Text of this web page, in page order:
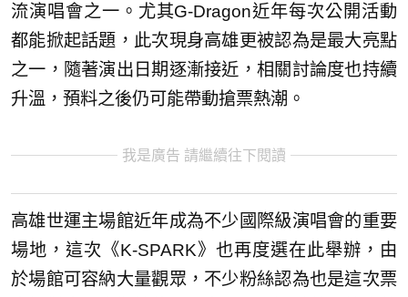
流演唱會之一。尤其G-Dragon近年每次公開活動
都能掀起話題，此次現身高雄更被認為是最大亮點
之一，隨著演出日期逐漸接近，相關討論度也持續
升溫，預料之後仍可能帶動搶票熱潮。
我是廣告 請繼續往下閱讀
高雄世運主場館近年成為不少國際級演唱會的重要
場地，這次《K-SPARK》也再度選在此舉辦，由
於場館可容納大量觀眾，不少粉絲認為也是這次票